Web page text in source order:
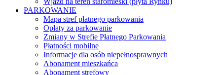
PARKOWANIE
Mapa stref płatnego parkowania
Opłaty za parkowanie
Zmiany w Strefie Płatnego Parkowania
Płatności mobilne
Informacje dla osób niepełnosprawnych
Abonament mieszkańca
Abonament strefowy